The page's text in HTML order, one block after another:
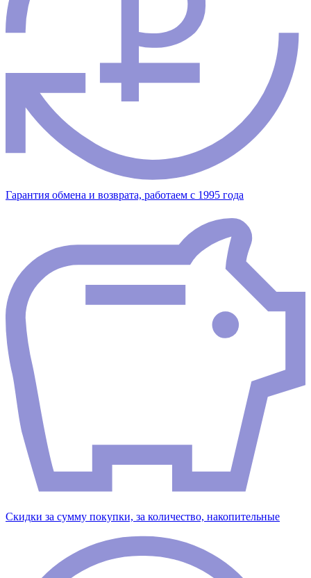
Гарантия обмена и возврата, работаем с 1995 года
Скидки за сумму покупки, за количество, накопительные